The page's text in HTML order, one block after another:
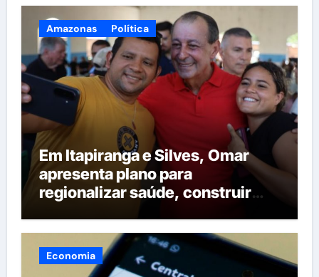
Amazonas Política
Em Itapiranga e Silves, Omar
apresenta plano para
regionalizar saúde, construir
maternidades e hospital regional
em Itacoatiara
Economia